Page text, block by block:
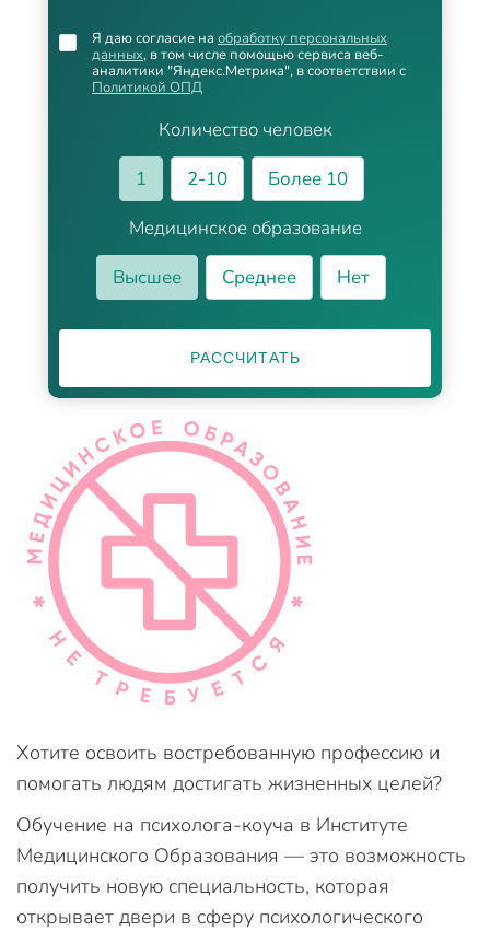
Количество человек
1
2-10
Более 10
Медицинское образование
Высшее
Среднее Нет
Я даю согласие на обработку персональных
данных, в том числе помощью сервиса веб-
аналитики "Яндекс.Метрика", в соответствии с
Политикой ОПД
РАССЧИТАТЬ
Хотите освоить востребованную профессию и
помогать людям достигать жизненных целей?
Обучение на психолога-коуча в Институте
Медицинского Образования — это возможность
получить новую специальность, которая
открывает двери в сферу психологического